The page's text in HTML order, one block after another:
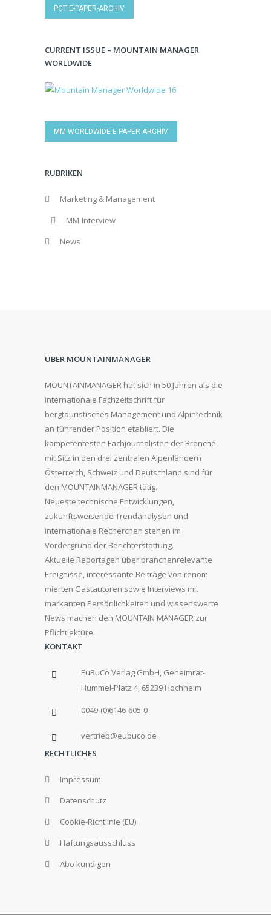
PCT E-PAPER-ARCHIV
CURRENT ISSUE – MOUNTAIN MANAGER
WORLDWIDE
MM WORLDWIDE E-PAPER-ARCHIV
RUBRIKEN
Marketing & Management
MM-Interview
News
ÜBER MOUNTAINMANAGER
MOUNTAINMANAGER hat sich in 50 Jahren als die
internationale Fachzeitschrift für
bergtouristisches Management und Alpintechnik
an führender Position etabliert. Die
kompetentesten Fachjournalisten der Branche
mit Sitz in den drei zentralen Alpenländern
Österreich, Schweiz und Deutschland sind für
den MOUNTAINMANAGER tätig.
Neueste technische Entwicklungen,
zukunftsweisende Trendanalysen und
internationale Recherchen stehen im
Vordergrund der Berichterstattung.
Aktuelle Reportagen über branchenrelevante
Ereignisse, interessante Beiträge von renom
mierten Gastautoren sowie Interviews mit
markanten Persönlichkeiten und wissenswerte
News machen den MOUNTAIN MANAGER zur
Pflichtlektüre.
KONTAKT
EuBuCo Verlag GmbH, Geheimrat-
Hummel-Platz 4, 65239 Hochheim
0049-(0)6146-605-0
vertrieb@eubuco.de
RECHTLICHES
Impressum
Datenschutz
Cookie-Richtlinie (EU)
Haftungsausschluss
Abo kündigen